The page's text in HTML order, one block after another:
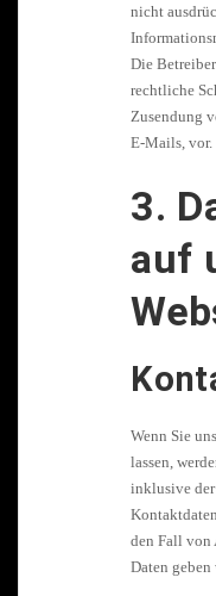
nicht
Die
rechtliche
Zusendung
E-Mails, vor.
3.
auf
Wenn Sie
lassen,
inklusive der
den Fall von
Daten